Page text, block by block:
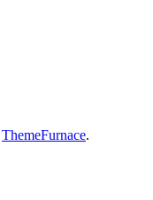
ThemeFurnace.